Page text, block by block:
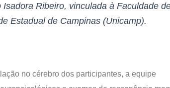
Ribeiro, vinculada à Faculdade
Estadual de Campinas (Unicamp).
no cérebro dos participantes, a equipe